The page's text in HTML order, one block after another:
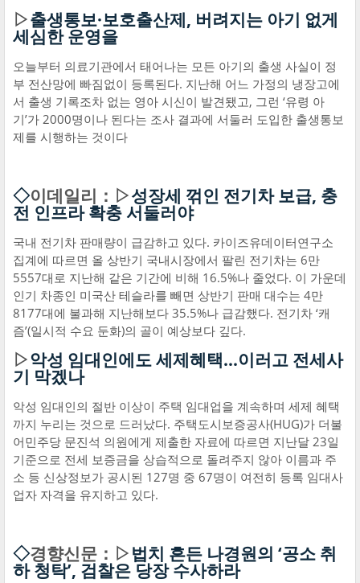
▷출생통보·보호출산제, 버려지는 아기 없게
세심한 운영을
오늘부터 의료기관에서 태어나는 모든 아기의 출생 사실이 정
부 전산망에 빠짐없이 등록된다. 지난해 어느 가정의 냉장고에
서 출생 기록조차 없는 영아 시신이 발견됐고, 그런 ‘유령 아
기’가 2000명이나 된다는 조사 결과에 서둘러 도입한 출생통보
제를 시행하는 것이다
◇이데일리：▷성장세 꺾인 전기차 보급, 충
전 인프라 확충 서둘러야
국내 전기차 판매량이 급감하고 있다. 카이즈유데이터연구소
집계에 따르면 올 상반기 국내시장에서 팔린 전기차는 6만
5557대로 지난해 같은 기간에 비해 16.5%나 줄었다. 이 가운데
인기 차종인 미국산 테슬라를 빼면 상반기 판매 대수는 4만
8177대에 불과해 지난해보다 35.5%나 급감했다. 전기차 ‘캐
즘’(일시적 수요 둔화)의 골이 예상보다 깊다.
▷악성 임대인에도 세제혜택...이러고 전세사
기 막겠나
악성 임대인의 절반 이상이 주택 임대업을 계속하며 세제 혜택
까지 누리는 것으로 드러났다. 주택도시보증공사(HUG)가 더불
어민주당 문진석 의원에게 제출한 자료에 따르면 지난달 23일
기준으로 전세 보증금을 상습적으로 돌려주지 않아 이름과 주
소 등 신상정보가 공시된 127명 중 67명이 여전히 등록 임대사
업자 자격을 유지하고 있다.
◇경향신문：▷법치 흔든 나경원의 ‘공소 취
하 청탁’, 검찰은 당장 수사하라